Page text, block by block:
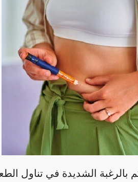
الشديدة في تناول